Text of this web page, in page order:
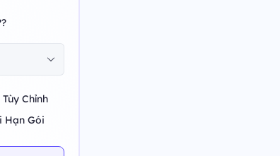
Chỉnh
Hạn Gói